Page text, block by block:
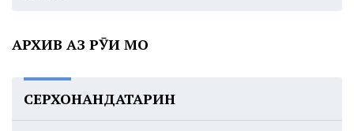
АРХИВ АЗ РӮИ МОҲ
СЕРХОНАНДАТАРИН